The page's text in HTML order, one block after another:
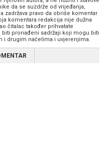
da se suzdrže od vrijeđanja,
zadržava pravo da obriše komentar
komentara redakcija nije dužna
čitalac također prihvatate
pronađeni sadržaji koji mogu biti
i drugim načelima i uvjerenjima.